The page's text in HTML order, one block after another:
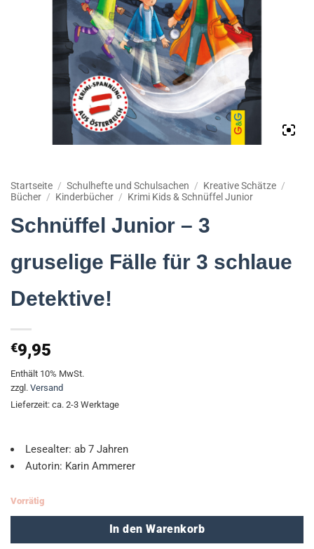
Startseite / Schulhefte und Schulsachen / Kreative Schätze /
Bücher / Kinderbücher / Krimi Kids & Schnüffel Junior
Schnüffel Junior – 3
gruselige Fälle für 3 schlaue
Detektive!
€9,95
Enthält 10% MwSt.
zzgl. Versand
Lieferzeit: ca. 2-3 Werktage
Lesealter: ab 7 Jahren
Autorin: Karin Ammerer
Vorrätig
In den Warenkorb